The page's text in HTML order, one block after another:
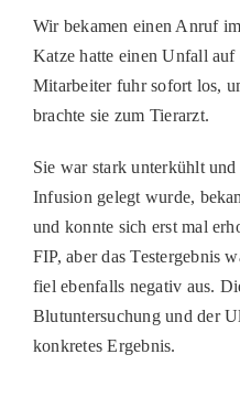
4KIDS
TIERHEIME
PATENSCHAFTEN
HELFER WERDEN
RATGEBER
Wir bekamen einen Anruf
Katze hatte einen Unfall auf
Mitarbeiter fuhr sofort los,
brachte sie zum Tierarzt.
Sie war stark unterkühlt
Infusion gelegt wurde,
und konnte sich erst mal
FIP, aber das Testergebnis
fiel ebenfalls negativ aus.
Blutuntersuchung und der
konkretes Ergebnis.